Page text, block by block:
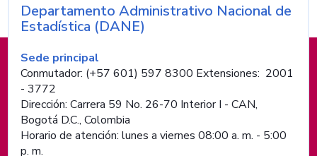
Información de pie de página
Nombre de la entidad
Departamento Administrativo Nacional de
Estadística (DANE)
Sede principal
Conmutador: (+57 601) 597 8300 Extensiones: 2001
- 3772
Dirección: Carrera 59 No. 26-70 Interior I - CAN,
Bogotá D.C., Colombia
Horario de atención: lunes a viernes 08:00 a. m. - 5:00
p. m.